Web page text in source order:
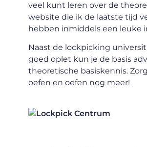
veel kunt leren over de
website die ik de laatste tijd
hebben inmiddels een leuke
Naast de lockpicking
goed oplet kun je de basis
theoretische basiskennis.
oefen en oefen nog meer!